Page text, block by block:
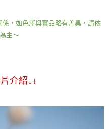
，如色澤與實品略有差異，請依
主～
介紹↓↓